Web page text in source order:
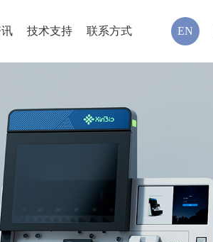
EN
技术支持 联系方式
下，CGT领域仍然是受资本青睐的领域之一。
NMPA丨公开征求《自体CAR-T细胞治疗产品药学变更研究问题与解答（征求意见稿）》意见
局药品审评中心向社会公开征求《自体CAR-T细
更研究问题与解答（征求意见稿）》意见